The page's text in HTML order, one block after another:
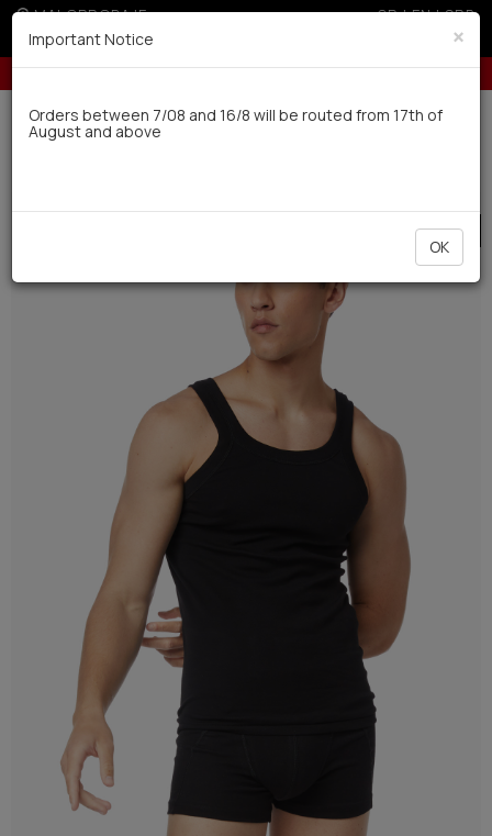
MALOPRODAJE GR|EN|SRB
za porudžbine preko 4.000 dinara 10%
Dostava u roku od 10 radnih dana
SALE
×
Important Notice
Orders between 7/08 and 16/8 will be routed from 17th of
August and above
OK